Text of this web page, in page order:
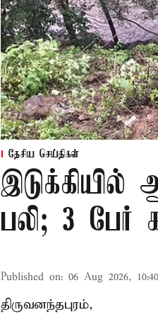
தேசிய செய்திகள்
இடுக்கியில்
பலி; 3 பேர்
Published on: 06 Aug 2026,
திருவனந்தபுரம்,